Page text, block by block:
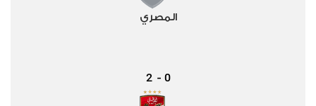
المصري
0
-
2